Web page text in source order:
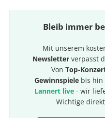
Bleib immer
Mit unserem
Newsletterverpasst
Von Top-
Gewinnspiele bis hin
Lannert live- wir
Wichtige